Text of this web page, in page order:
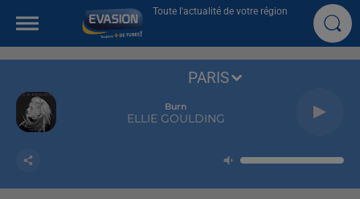
Toute l'actualité de votre région
Burn
ELLIE GOULDING
PARIS